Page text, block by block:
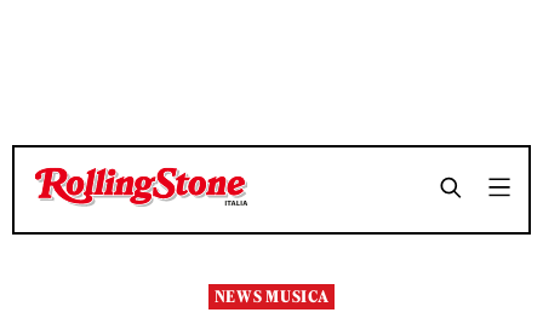
TEMPO DI LETTURA 2 MINUTI SHARE
TEMPO DI LETTURA 2 MINUTI SHARE
NEWS MUSICA